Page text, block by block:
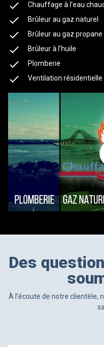
Chauffage à l’eau
Brûleur au gaz naturel
Brûleur au gaz propane
Brûleur à l’huile
Plomberie
Ventilation résidentielle
Des
À l’écoute de notre clientèle,